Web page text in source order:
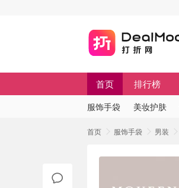
首页 排行榜
服饰手袋 美妆护肤
首页 服饰手袋 男装